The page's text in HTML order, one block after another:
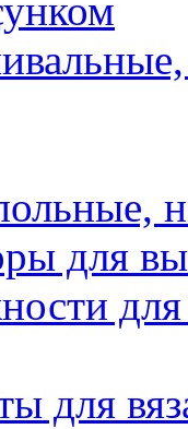
для
для